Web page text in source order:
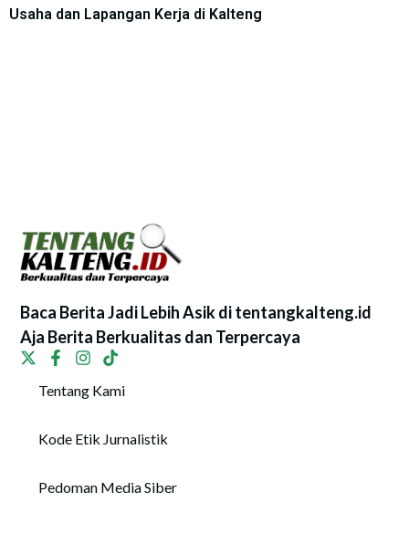
Usaha dan Lapangan Kerja di Kalteng
Baca Berita Jadi Lebih Asik di tentangkalteng.id
Aja Berita Berkualitas dan Terpercaya
Tentang Kami
Kode Etik Jurnalistik
Pedoman Media Siber